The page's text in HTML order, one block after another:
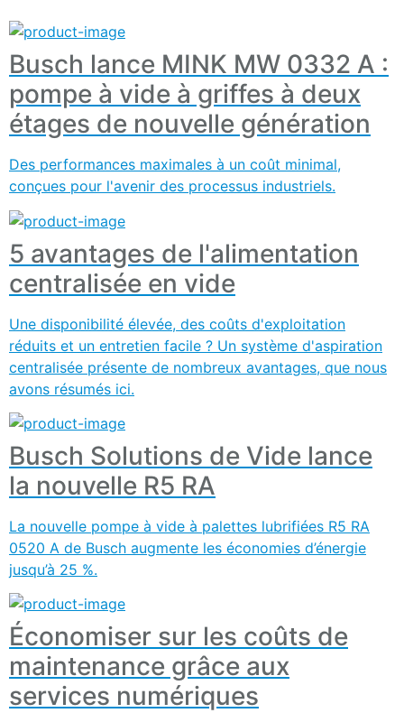
Busch lance MINK MW 0332 A :
pompe à vide à griffes à deux
étages de nouvelle génération
Des performances maximales à un coût minimal,
conçues pour l'avenir des processus industriels.
5 avantages de l'alimentation
centralisée en vide
Une disponibilité élevée, des coûts d'exploitation
réduits et un entretien facile ? Un système d'aspiration
centralisée présente de nombreux avantages, que nous
avons résumés ici.
Busch Solutions de Vide lance
la nouvelle R5 RA
La nouvelle pompe à vide à palettes lubrifiées R5 RA
0520 A de Busch augmente les économies d’énergie
jusqu’à 25 %.
Économiser sur les coûts de
maintenance grâce aux
services numériques